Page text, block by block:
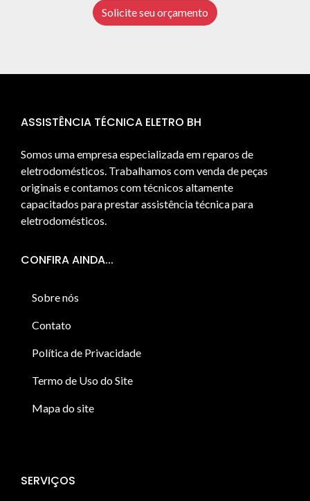
Solicite seu orçamento
ASSISTÊNCIA TÉCNICA ELETRO BH
Somos uma empresa especializada em reparos de
eletrodomésticos. Trabalhamos com venda de peças
originais e contamos com técnicos altamente
capacitados para prestar assistência técnica para
eletrodomésticos.
CONFIRA AINDA...
Sobre nós
Contato
Política de Privacidade
Termo de Uso do Site
Mapa do site
SERVIÇOS